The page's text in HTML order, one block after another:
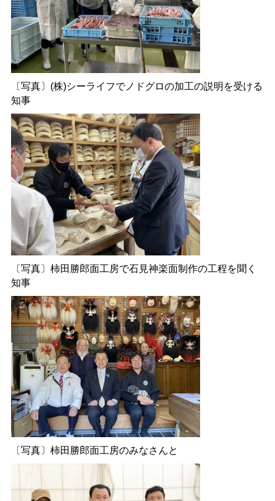
〔写真〕(株)シーライフでノドグロの加工の説明を受ける
知事
〔写真〕柿田勝郎面工房で石見神楽面制作の工程を聞く
知事
〔写真〕柿田勝郎面工房のみなさんと